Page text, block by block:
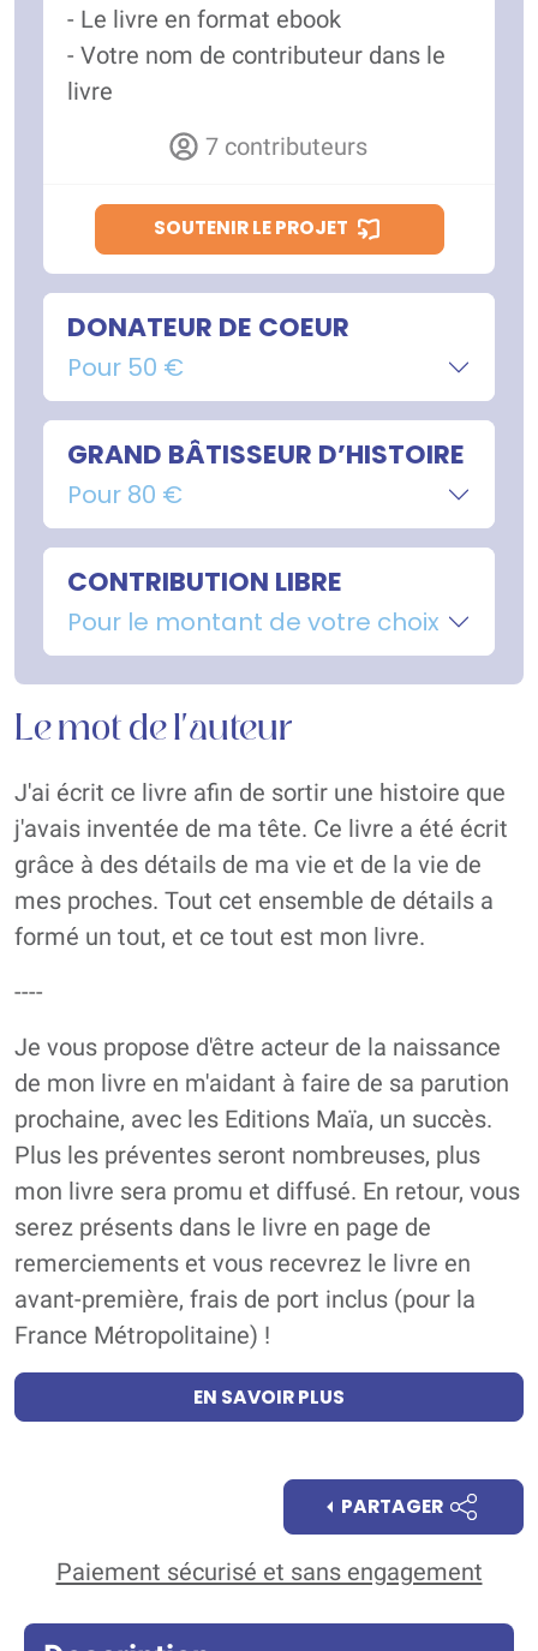
- Le livre en format ebook
- Votre nom de contributeur dans le
livre
7 contributeurs
SOUTENIR LE PROJET
DONATEUR DE COEUR
Pour 50 €
GRAND BÂTISSEUR D’HISTOIRE
Pour 80 €
CONTRIBUTION LIBRE
Pour le montant de votre choix
Le mot de l'auteur
J'ai écrit ce livre afin de sortir une histoire que
j'avais inventée de ma tête. Ce livre a été écrit
grâce à des détails de ma vie et de la vie de
mes proches. Tout cet ensemble de détails a
formé un tout, et ce tout est mon livre.
----
Je vous propose d'être acteur de la naissance
de mon livre en m'aidant à faire de sa parution
prochaine, avec les Editions Maïa, un succès.
Plus les préventes seront nombreuses, plus
mon livre sera promu et diffusé. En retour, vous
serez présents dans le livre en page de
remerciements et vous recevrez le livre en
avant-première, frais de port inclus (pour la
France Métropolitaine) !
EN SAVOIR PLUS
Paiement sécurisé et sans engagement
PARTAGER